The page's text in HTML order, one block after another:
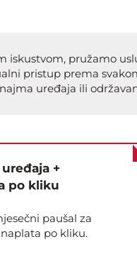
iskustvom, pružamo
pristup prema
uređaja ili
+
po kliku
paušal za
po kliku.